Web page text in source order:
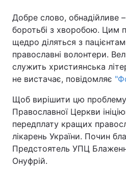
Добре слово, обнадійливе –
боротьбі з хворобою. Цим
щедро діляться з
православні волонтери.
служить християнська
не вистачає, повідомляє
Щоб вирішити цю проблему,
Православної Церкви
передплату кращих
лікарень України. Почин
Предстоятель УПЦ
Онуфрій.